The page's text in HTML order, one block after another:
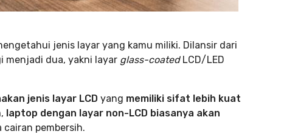
jenis layar yang kamu miliki. Dilansir dari
menjadi dua, yakni layar glass-coatedLCD/LED
jenis layar LCD yang memiliki sifat lebih kuat
laptop dengan layar non-LCD biasanya akan
cairan pembersih.